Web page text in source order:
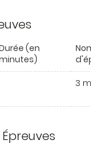
(en
3